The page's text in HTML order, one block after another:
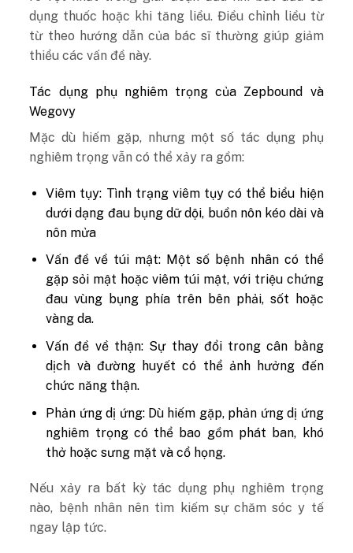
dụng thuốc hoặc khi tăng liều. Điều chỉnh liều từ
từ theo hướng dẫn của bác sĩ thường giúp giảm
thiểu các vấn đề này.
Tác dụng phụ nghiêm trọng của Zepbound và
Wegovy
Mặc dù hiếm gặp, nhưng một số tác dụng phụ
nghiêm trọng vẫn có thể xảy ra gồm:
Viêm tụy: Tình trạng viêm tụy có thể biểu hiện
dưới dạng đau bụng dữ dội, buồn nôn kéo dài và
nôn mửa
Vấn đề về túi mật: Một số bệnh nhân có thể
gặp sỏi mật hoặc viêm túi mật, với triệu chứng
đau vùng bụng phía trên bên phải, sốt hoặc
vàng da.
Vấn đề về thận: Sự thay đổi trong cân bằng
dịch và đường huyết có thể ảnh hưởng đến
chức năng thận.
Phản ứng dị ứng: Dù hiếm gặp, phản ứng dị ứng
nghiêm trọng có thể bao gồm phát ban, khó
thở hoặc sưng mặt và cổ họng.
Nếu xảy ra bất kỳ tác dụng phụ nghiêm trọng
nào, bệnh nhân nên tìm kiếm sự chăm sóc y tế
ngay lập tức.